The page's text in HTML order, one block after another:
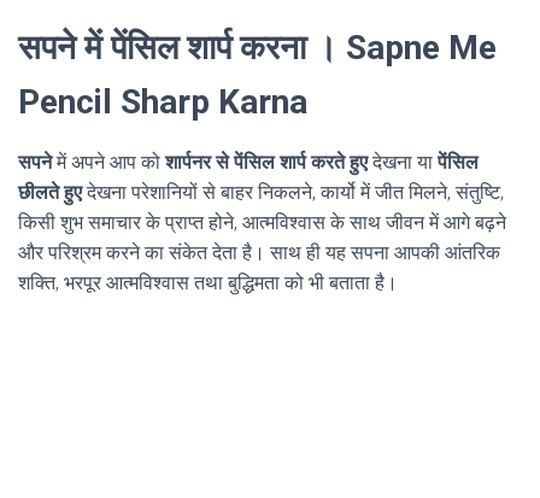
सपने में पेंसिल शार्प करना । Sapne Me
Pencil Sharp Karna
सपनेमें अपने आप कोशार्पनर से पेंसिल शार्प करते हुएदेखना यापेंसिल
छीलते हुएदेखना परेशानियों से बाहर निकलने, कार्यो में जीत मिलने, संतुष्टि,
किसी शुभ समाचार के प्राप्त होने, आत्मविश्वास के साथ जीवन में आगे बढ़ने
और परिश्रम करने का संकेत देता है। साथ ही यह सपना आपकी आंतरिक
शक्ति, भरपूर आत्मविश्वास तथा बुद्धिमता को भी बताता है।